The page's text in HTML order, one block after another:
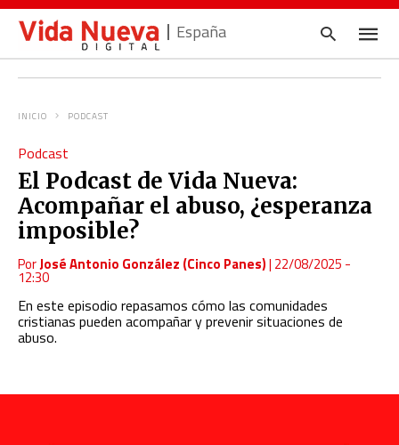
España
pulsa
en
INICIO PODCAST
Podcast
El Podcast de Vida Nueva:
Acompañar el abuso, ¿esperanza
imposible?
PorJosé Antonio González (Cinco Panes)| 22/08/2025 -
12:30
En este episodio repasamos cómo las comunidades
cristianas pueden acompañar y prevenir situaciones de
abuso.